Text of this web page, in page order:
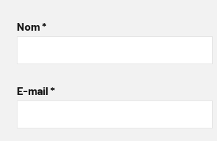
Nom*
E-mail *